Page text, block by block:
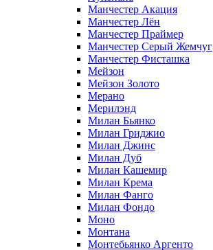
Манчестер Акация
Манчестер Лён
Манчестер Праймер
Манчестер Серый Жемчуг
Манчестер Фисташка
Мейзон
Мейзон Золото
Мерано
Мерилэнд
Милан Бьянко
Милан Гриджио
Милан Джинс
Милан Дуб
Милан Кашемир
Милан Крема
Милан Фанго
Милан Фондо
Моно
Монтана
Монтебьянко Аргенто